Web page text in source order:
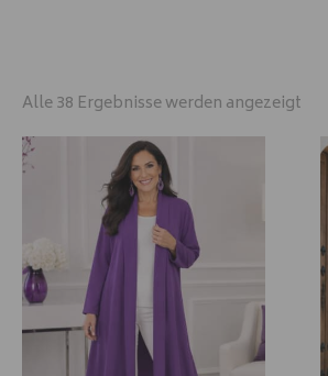
Alle 38 Ergebnisse werden angezeigt